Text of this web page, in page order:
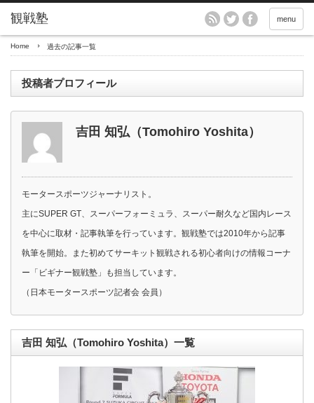
menu
Home 過去の記事一覧
投稿者プロフィール
吉田 知弘（Tomohiro Yoshita）
モータースポーツジャーナリスト。
主にSUPER GT、スーパーフォーミュラ、スーパー耐久など国内レース
を中心に取材・記事執筆を行っています。観戦塾では2010年から記事
執筆を開始。また初めてサーキット観戦される初心者向けの情報コーナ
ー「ビギナー観戦塾」も担当しています。
（日本モータースポーツ記者会 会員）
吉田 知弘（Tomohiro Yoshita）一覧